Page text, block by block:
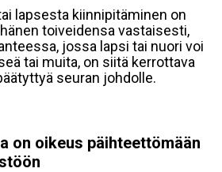
lapsesta kiinnipitäminen on
toiveidensa vastaisesti,
jossa lapsi tai nuori voi
tai muita, on siitä kerrottava
seuran johdolle.
on oikeus päihteettömään